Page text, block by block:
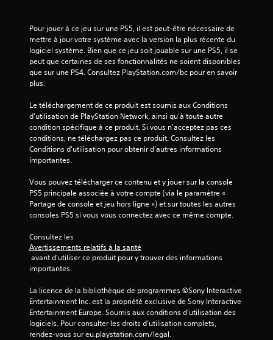
v
i
s
Pour jouer à ce jeu sur une PS5, il est peut-être nécessaire de
mettre à jour votre système avec la version la plus récente du
logiciel système. Bien que ce jeu soit jouable sur une PS5, il se
peut que certaines de ses fonctionnalités ne soient disponibles
que sur une PS4. Consultez PlayStation.com/bc pour en savoir
plus.
Le téléchargement de ce produit est soumis aux Conditions
d'utilisation de PlayStation Network, ainsi qu'à toute autre
condition spécifique à ce produit. Si vous n'acceptez pas ces
conditions, ne téléchargez pas ce produit. Consultez les
Conditions d'utilisation pour obtenir d'autres informations
importantes.
Vous pouvez télécharger ce contenu et y jouer sur la console
PS5 principale associée à votre compte (via le paramètre «
Partage de console et jeu hors ligne ») et sur toutes les autres
consoles PS5 si vous vous connectez avec ce même compte.
Consultez les
Avertissements relatifs à la santé
importantes.
La licence de la bibliothèque de programmes ©Sony Interactive
Entertainment Inc. est la propriété exclusive de Sony Interactive
Entertainment Europe. Soumis aux conditions d’utilisation des
logiciels. Pour consulter les droits d’utilisation complets,
rendez-vous sur eu.playstation.com/legal.